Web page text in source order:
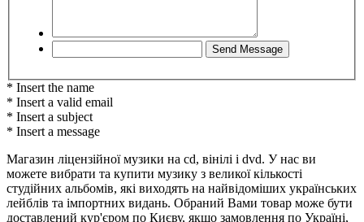
* Insert the name
* Insert a valid email
* Insert a subject
* Insert a message
Магазин ліцензійної музики на cd, вінілі і dvd. У нас ви
можете вибрати та купити музику з великої кількості
студійних альбомів, які виходять на найвідоміших українських
лейблів та імпортних видань. Обраний Вами товар може бути
доставлений кур'єром по Києву, якщо замовлення по Україні,